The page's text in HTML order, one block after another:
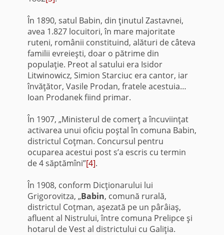
În 1890, satul Babin, din ţinutul Zastavnei,
avea 1.827 locuitori, în mare majoritate
ruteni, românii constituind, alături de câteva
familii evreieşti, doar o pătrime din
populaţie. Preot al satului era Isidor
Litwinowicz, Simion Starciuc era cantor, iar
învăţător, Vasile Prodan, fratele acestuia…
Ioan Prodanek fiind primar.
În 1907, „Ministerul de comerţ a încuviinţat
activarea unui oficiu poştal în comuna Babin,
districtul Coţman. Concursul pentru
ocuparea acestui post s’a escris cu termin
de 4 săptămîni”[4].
În 1908, conform Dicţionarului lui
Grigorovitza, „Babin, comună rurală,
districtul Coţman, aşezată pe un pârâiaş,
afluent al Nistrului, între comuna Prelipce şi
hotarul de Vest al districtului cu Galiţia.